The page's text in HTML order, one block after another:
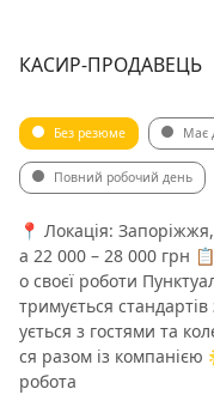
КАСИР-ПРОДАВЕЦЬ
Без резюме Має
Повний робочий день
📍 Локація:
а 22 000 – 28 000 грн
о своєї роботи
тримується
ується з гостями та
ся разом із
робота